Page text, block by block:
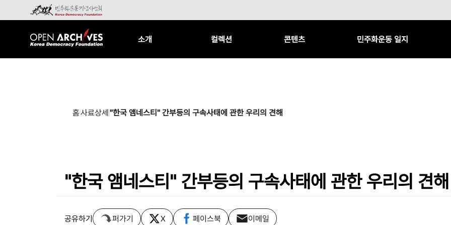
소개 컬렉션 콘텐츠 민주화운동 일지
홈사료상세 "한국 앰네스티" 간부등의 구속사태에 관한 우리의 견해
"한국 앰네스티" 간부등의 구속사태에 관한 우리의 견해
공유하기 퍼가기 X 페이스북 이메일